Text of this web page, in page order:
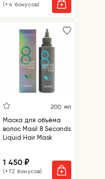
(+4 бонусов)
200 мл
Маска для объёма
волос Masil 8 Seconds
Liquid Hair Mask
1 450₽
(+72 бонусов)